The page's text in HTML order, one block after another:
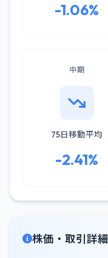
-1.06%
中期
75日移動平均
-2.41%
株価・取引詳細